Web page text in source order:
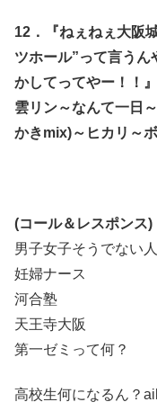
12．『ねぇねぇ大阪
ツホール”って言う
かしてってやー！！
雲リン～なんて一日
かきmix)～ヒカリ～
(コール＆レスポンス)
男子女子そうでない人
妊婦ナース
河合塾
天王寺大阪
第一ゼミって何？
高校生何になるん？